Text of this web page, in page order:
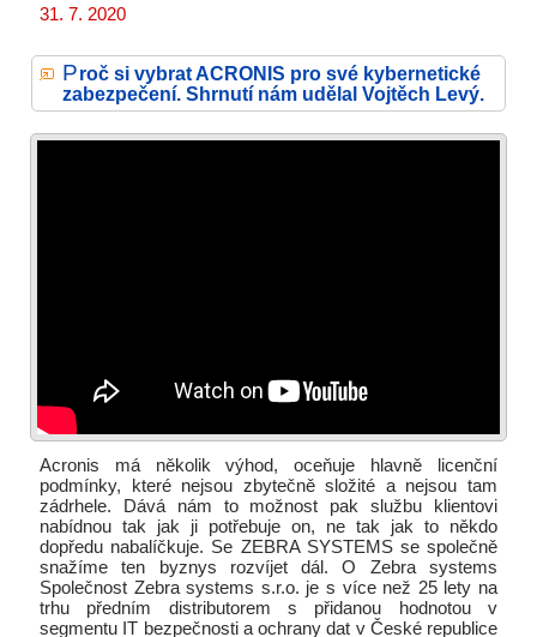
31. 7. 2020
Proč si vybrat ACRONIS pro své kybernetické
zabezpečení. Shrnutí nám udělal Vojtěch Levý.
Acronis má několik výhod, oceňuje hlavně licenční
podmínky, které nejsou zbytečně složité a nejsou tam
zádrhele. Dává nám to možnost pak službu klientovi
nabídnou tak jak ji potřebuje on, ne tak jak to někdo
dopředu nabalíčkuje. Se ZEBRA SYSTEMS se společně
snažíme ten byznys rozvíjet dál. O Zebra systems
Společnost Zebra systems s.r.o. je s více než 25 lety na
trhu předním distributorem s přidanou hodnotou v
segmentu IT bezpečnosti a ochrany dat v České republice